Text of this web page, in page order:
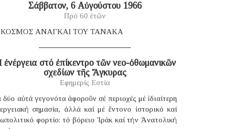
Σάββατον, 6 Αὐγούστου 1966
Πρό 60 ἐτῶν
ΑΝΑΓΚΑΙ ΤΟΥ ΤΑΝΑΚΑ
στό ἐπίκεντρο τῶν νεο-ὀθωμανικῶν
σχεδίων τῆς Ἄγκυρας
Εφημερίς Εστία
δύο αὐτά γεγονότα ἀφοροῦν σέ περιοχές μέ ἰδιαίτερη
σημασία, ἀλλά καί μέ ἔντονο ἱστορικό καί
φορτίο: τό βόρειο Ἰράκ καί τήν Ἀνατολική